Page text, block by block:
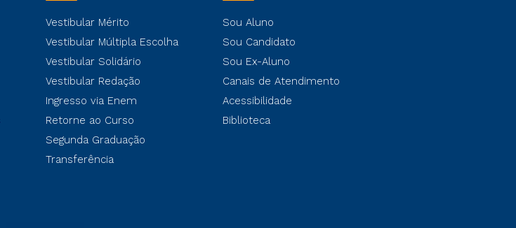
Vestibular Mérito
Vestibular Múltipla Escolha
Vestibular Solidário
Vestibular Redação
Ingresso via Enem
Retorne ao Curso
Segunda Graduação
Transferência
Sou Aluno
Sou Candidato
Sou Ex-Aluno
Canais de Atendimento
Acessibilidade
Biblioteca